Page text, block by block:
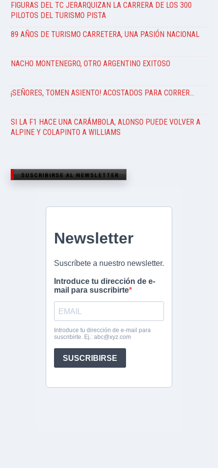
FIGURAS DEL TC JERARQUIZAN LA CARRERA DE LOS 300
PILOTOS DEL TURISMO PISTA
89 AÑOS DE TURISMO CARRETERA, UNA PASIÓN NACIONAL
NACHO MONTENEGRO, OTRO ARGENTINO EXITOSO
¡SEÑORES, TOMEN ASIENTO! ACOSTADOS PARA CORRER…
SI LA F1 HACE UNA CARÁMBOLA, ALONSO PUEDE VOLVER A
ALPINE Y COLAPINTO A WILLIAMS
SUSCRIBIRSE AL NEWSLETTER